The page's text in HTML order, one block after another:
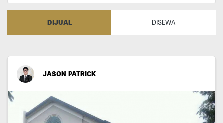
DIJUAL DISEWA
JASON PATRICK